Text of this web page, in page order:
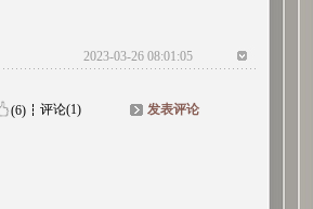
2023-03-26 08:01:05
(6) 评论(1) 发表评论